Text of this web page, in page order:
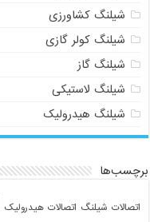
شیلنگ کشاورزی
شیلنگ کولر گازی
شیلنگ گاز
شیلنگ لاستیکی
شیلنگ هیدرولیک
برچسب‌ها
اتصالات شیلنگ اتصالات هیدرولیک